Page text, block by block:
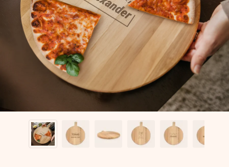
Gratis kort med hilsen
Lav noget særligt i blot få trin – med hendes navn, et
billede af dig eller en besked, der går lige i hendes hjerte.
Intet besvær men udelukkende en masse kærlighed i
øjeblikket.